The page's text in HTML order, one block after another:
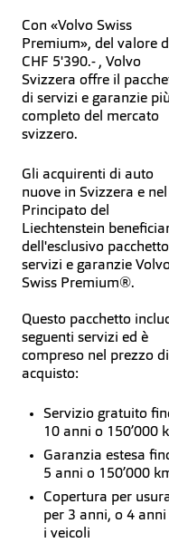
Con «Volvo Swiss
Premium», del valore
CHF 5'390.- , Volvo
Svizzera offre il
di servizi e garanzie più
completo del mercato
svizzero.
Gli acquirenti di auto
nuove in Svizzera e nel
Principato del
Liechtenstein
dell'esclusivo
servizi e garanzie
Swiss Premium®.
Questo pacchetto
seguenti servizi ed è
compreso nel prezzo di
acquisto:
Servizio gratuito
10 anni o 150’000
Garanzia estesa
5 anni o 150’000
Copertura per
per 3 anni, o 4 anni
i veicoli